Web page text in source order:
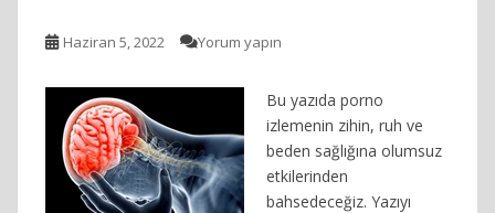
Haziran 5, 2022 Yorum yapın
Bu yazıda porno
izlemenin zihin, ruh ve
beden sağlığına olumsuz
etkilerinden
bahsedeceğiz. Yazıyı